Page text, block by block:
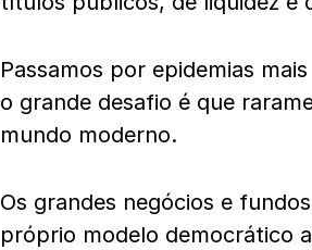
Passamos por epidemias
o grande desafio é que
mundo moderno.
Os grandes negócios e
próprio modelo democrático